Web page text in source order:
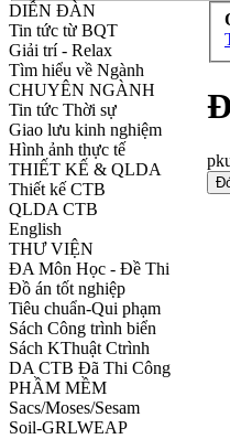
DIỄN ĐÀN
Tin tức từ BQT
Giải trí - Relax
Tìm hiểu về Ngành
CHUYÊN NGÀNH
Tin tức Thời sự
Giao lưu kinh nghiệm
Hình ảnh thực tế
THIẾT KẾ & QLDA
Thiết kế CTB
QLDA CTB
English
THƯ VIỆN
ĐA Môn Học - Đề Thi
Đồ án tốt nghiệp
Tiêu chuẩn-Qui phạm
Sách Công trình biển
Sách KThuật Ctrình
DA CTB Đã Thi Công
PHẦM MỀM
Sacs/Moses/Sesam
Soil-GRLWEAP